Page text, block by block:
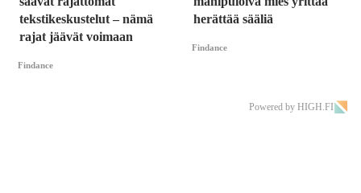
tekstikeskustelut – nämä
rajat jäävät voimaan
Findance
herättää sääliä
Findance
Powered by HIGH.FI